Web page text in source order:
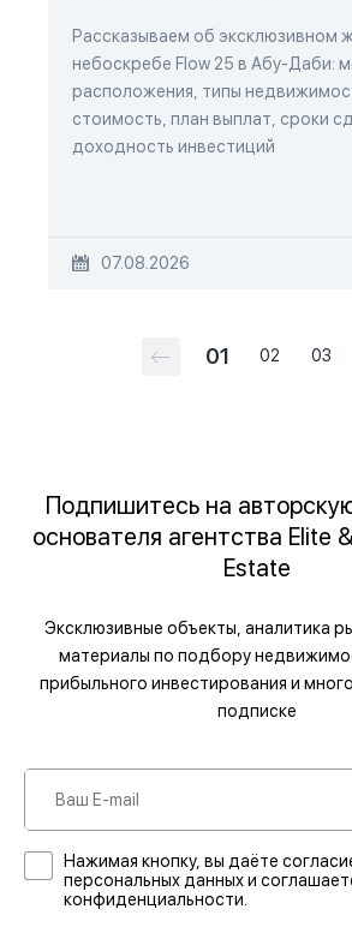
Рассказываем об эксклюзивном
небоскребе Flow 25 в Абу-Даби:
расположения, типы
стоимость, план выплат, сроки
доходность инвестиций
07.08.2026
01 02 03
Подпишитесь на
основателя агентства Elite
Estate
Эксклюзивные объекты, аналитика
материалы по подбору
прибыльного инвестирования и
подписке
Нажимая кнопку, вы даёте
персональных данных и
конфиденциальности.